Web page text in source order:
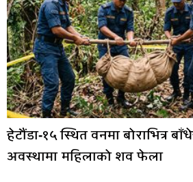
हेटौंडा-१५ स्थित वनमा बोराभित्र
अवस्थामा महिलाको शव फेला